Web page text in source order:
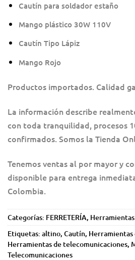
Cautín para soldador estaño
Mango plástico 30W 110V
Cautín Tipo Lápiz
Mango Rojo
Productos importados. Calidad
La información describe
con toda tranquilidad, procesos
confirmados. Somos la Tienda
Tenemos ventas al por mayor y
disponible para entrega
Colombia.
Categorías: FERRETERÍA,
Etiquetas: altino, Cautín,
Herramientas de telecomunicaciones,
Telecomunicaciones